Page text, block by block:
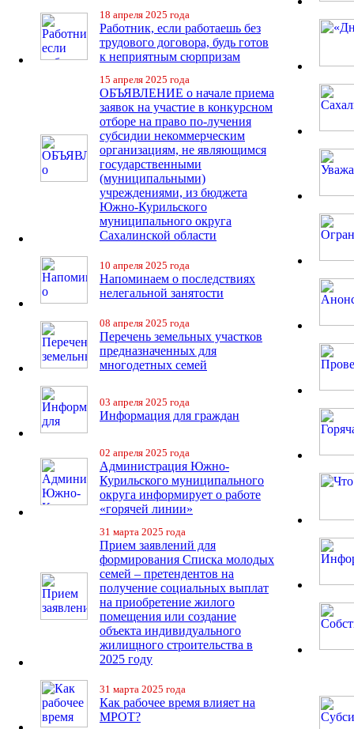
18 апреля 2025 года
Работник, если работаешь без
трудового договора, будь готов
к неприятным сюрпризам
15 апреля 2025 года
ОБЪЯВЛЕНИЕ о начале приема
заявок на участие в конкурсном
отборе на право по-лучения
субсидии некоммерческим
организациям, не являющимся
государственными
(муниципальными)
учреждениями, из бюджета
Южно-Курильского
муниципального округа
Сахалинской области
10 апреля 2025 года
Напоминаем о последствиях
нелегальной занятости
08 апреля 2025 года
Перечень земельных участков
предназначенных для
многодетных семей
03 апреля 2025 года
Информация для граждан
02 апреля 2025 года
Администрация Южно-
Курильского муниципального
округа информирует о работе
«горячей линии»
31 марта 2025 года
Прием заявлений для
формирования Списка молодых
семей – претендентов на
получение социальных выплат
на приобретение жилого
помещения или создание
объекта индивидуального
жилищного строительства в
2025 году
31 марта 2025 года
Как рабочее время влияет на
МРОТ?